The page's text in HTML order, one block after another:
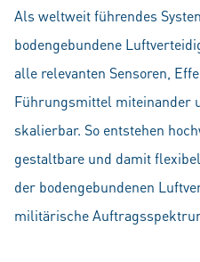
Als weltweit führendes
bodengebundene
alle relevanten Sensoren,
Führungsmittel miteinander
skalierbar. So entstehen
gestaltbare und damit
der bodengebundenen
militärische